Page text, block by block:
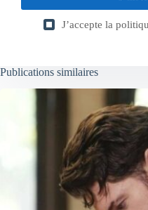
J’accepte la
Publications similaires